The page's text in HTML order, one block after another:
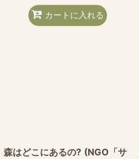
カートに入れる
森はどこにあるの? (NGO「サ